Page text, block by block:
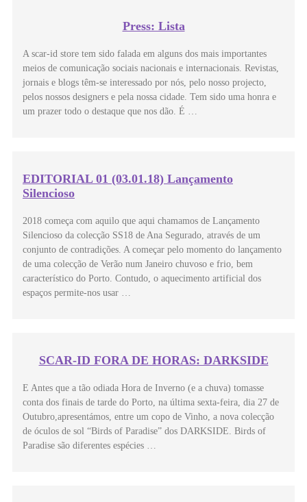
Press: Lista
A scar-id store tem sido falada em alguns dos mais importantes
meios de comunicação sociais nacionais e internacionais. Revistas,
jornais e blogs têm-se interessado por nós, pelo nosso projecto,
pelos nossos designers e pela nossa cidade. Tem sido uma honra e
um prazer todo o destaque que nos dão. É …
EDITORIAL 01 (03.01.18) Lançamento
Silencioso
2018 começa com aquilo que aqui chamamos de Lançamento
Silencioso da colecção SS18 de Ana Segurado, através de um
conjunto de contradições. A começar pelo momento do lançamento
de uma colecção de Verão num Janeiro chuvoso e frio, bem
característico do Porto. Contudo, o aquecimento artificial dos
espaços permite-nos usar …
SCAR-ID FORA DE HORAS: DARKSIDE
E Antes que a tão odiada Hora de Inverno (e a chuva) tomasse
conta dos finais de tarde do Porto, na última sexta-feira, dia 27 de
Outubro,apresentámos, entre um copo de Vinho, a nova colecção
de óculos de sol “Birds of Paradise” dos DARKSIDE. Birds of
Paradise são diferentes espécies …